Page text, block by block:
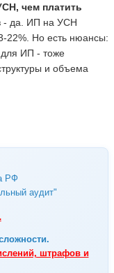
РФ
аудит"
штрафов и
чем платить
- да. ИП на УСН
22%. Но есть нюансы:
ИП - тоже
и объема